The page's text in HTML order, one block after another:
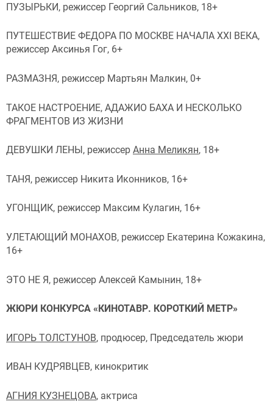
ПУЗЫРЬКИ, режиссер Георгий Сальников, 18+
ПУТЕШЕСТВИЕ ФЕДОРА ПО МОСКВЕ НАЧАЛА XXI ВЕКА,
режиссер Аксинья Гог, 6+
РАЗМАЗНЯ, режиссер Мартьян Малкин, 0+
ТАКОЕ НАСТРОЕНИЕ, АДАЖИО БАХА И НЕСКОЛЬКО
ФРАГМЕНТОВ ИЗ ЖИЗНИ
ДЕВУШКИ ЛЕНЫ, режиссер Анна Меликян, 18+
ТАНЯ, режиссер Никита Иконников, 16+
УГОНЩИК, режиссер Максим Кулагин, 16+
УЛЕТАЮЩИЙ МОНАХОВ, режиссер Екатерина Кожакина,
16+
ЭТО НЕ Я, режиссер Алексей Камынин, 18+
ЖЮРИ КОНКУРСА «КИНОТАВР. КОРОТКИЙ МЕТР»
ИГОРЬ ТОЛСТУНОВ, продюсер, Председатель жюри
ИВАН КУДРЯВЦЕВ, кинокритик
АГНИЯ КУЗНЕЦОВА, актриса